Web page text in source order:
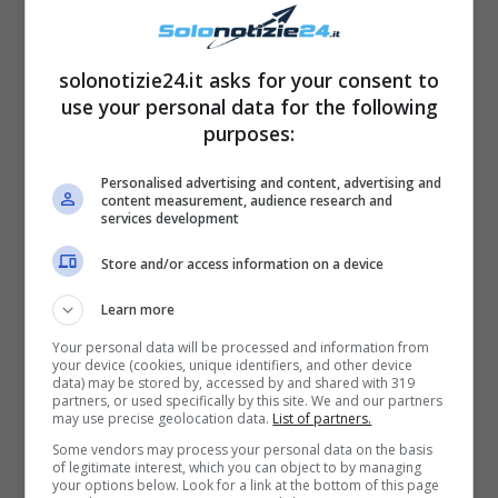
Si tratta di un vero e proprio ritorno alle
origini di Di Battista, che in Puglia ha
sostenuto la candidataLaricchiacontro
Emiliano, candidato del PD.
ontrario ad alleanzecon altri partiti e
propone la candidatura del Movimento 5
Stelle
da soloalle elezioni del 2023.
Ha posto molta attenzione anche al discorso
ambientalista, da sempre un suo pallino,
secondo lui dimenticato dal‘nuovo’
movimento.Tra i punti c’è il seccono al MES
e lo stop alle opere inutili.
solonotizie24.it asks for your consent to
use your personal data for the following
purposes:
Personalised advertising and content, advertising and
content measurement, audience research and
services development
Store and/or access information on a device
Learn more
Your personal data will be processed and information from
your device (cookies, unique identifiers, and other device
data) may be stored by, accessed by and shared with 319
partners, or used specifically by this site. We and our partners
may use precise geolocation data. List of partners.
Some vendors may process your personal data on the basis
of legitimate interest, which you can object to by managing
your options below. Look for a link at the bottom of this page